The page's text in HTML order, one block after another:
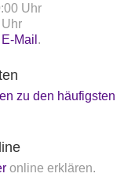
Uhr
E-Mail .
zu den häufigsten
online erklären.